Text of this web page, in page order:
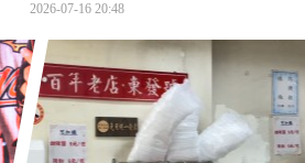
2026-07-16 20:48